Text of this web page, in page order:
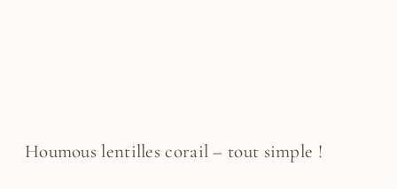
Houmous lentilles corail – tout simple !